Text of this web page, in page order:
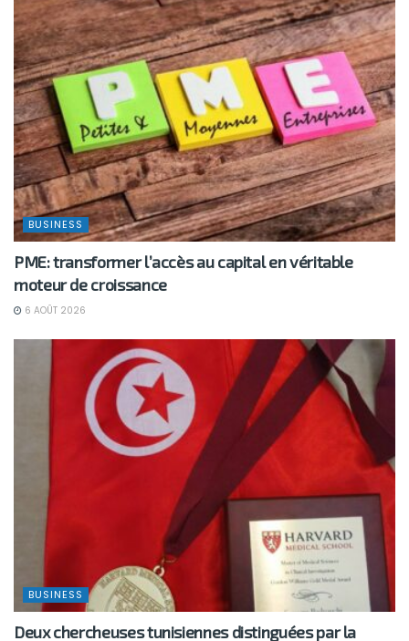
BUSINESS
PME: transformer l’accès au capital en véritable
moteur de croissance
6 AOÛT 2026
BUSINESS
Deux chercheuses tunisiennes distinguées par la